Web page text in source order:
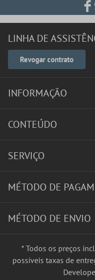
LINHA DE
Revogar contrato
INFORMAÇÃO
CONTEÚDO
SERVIÇO
MÉTODO DE
MÉTODO DE ENVIO
* Todos os preços
possíveis taxas de